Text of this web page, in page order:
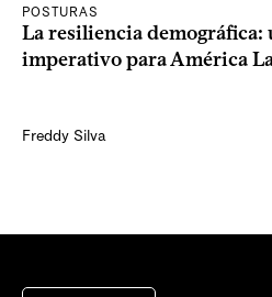
POSTURAS
La resiliencia demográfica:
imperativo para América
Freddy Silva